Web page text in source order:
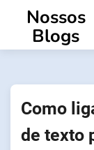
SaltarNossos
Blogs
Sobre Nós
Como
de texto